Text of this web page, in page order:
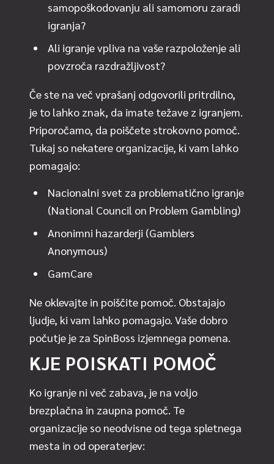
samopoškodovanju ali samomoru zaradi
igranja?
Ali igranje vpliva na vaše razpoloženje ali
povzroča razdražljivost?
Če ste na več vprašanj odgovorili pritrdilno,
je to lahko znak, da imate težave z igranjem.
Priporočamo, da poiščete strokovno pomoč.
Tukaj so nekatere organizacije, ki vam lahko
pomagajo:
Nacionalni svet za problematično igranje
(National Council on Problem Gambling)
Anonimni hazarderji (Gamblers
Anonymous)
GamCare
Ne oklevajte in poiščite pomoč. Obstajajo
ljudje, ki vam lahko pomagajo. Vaše dobro
počutje je za SpinBoss izjemnega pomena.
KJE POISKATI POMOČ
Ko igranje ni več zabava, je na voljo
brezplačna in zaupna pomoč. Te
organizacije so neodvisne od tega spletnega
mesta in od operaterjev: